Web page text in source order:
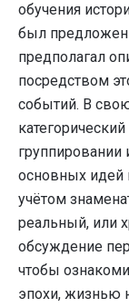
обучения
был предложен
предполагал
посредством
событий. В
группировании
основных идей
учётом
реальный, или
обсуждение
чтобы
эпохи, жизнью